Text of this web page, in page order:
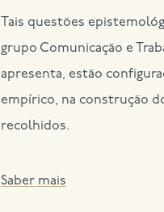
Tais questões
grupo Comunicação e
apresenta, estão
empírico, na construção
recolhidos.
Saber mais